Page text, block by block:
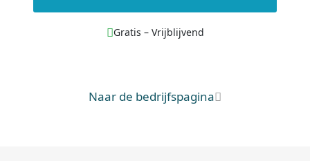
Gratis – Vrijblijvend
Naar de bedrijfspagina